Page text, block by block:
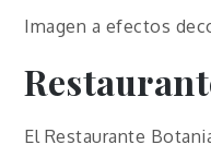
Imagen a efectos
El Restaurante